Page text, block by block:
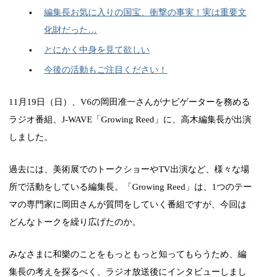
編集長お気に入りの国宝、衝撃の事実！実は重要文
化財だった…
とにかく中身を見て欲しい
今後の活動もご注目ください！
11月19日（日）、V6の岡田准一さんがナビゲーターを務める
ラジオ番組、J-WAVE「Growing Reed」に、高木編集長が出演
しました。
過去には、美術展でのトークショーやTV出演など、様々な場
所で活動をしている編集長。「Growing Reed」は、1つのテー
マの専門家に岡田さんが質問をしていく番組ですが、今回は
どんなトークを繰り広げたのか。
みなさまに和樂のことをもっともっと知ってもらうため、編
集長の考えを探るべく、ラジオ放送後にインタビューしまし